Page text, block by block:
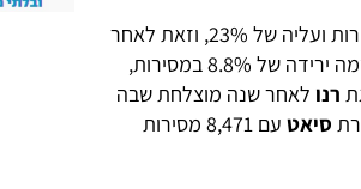
במקום השישי, עם 14,342 מסירות ועליה של 23%, וזאת לאחר
שממוקמת כעת שביעית. אצל מאזדה נרשמה ירידה של 8.8% במסירות,
רנו לאחר שנה מוצלחת שבה
סיאט
עם 8,471 מסירות